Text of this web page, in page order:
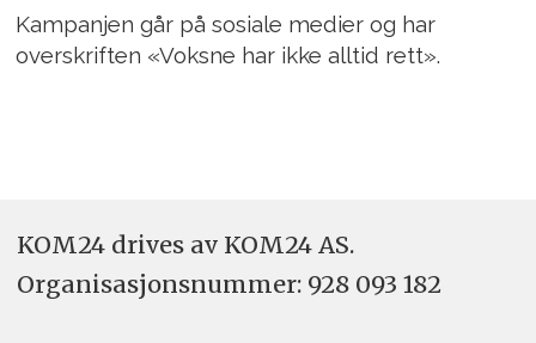
Kampanjen går på sosiale medier og har
overskriften «Voksne har ikke alltid rett».
KOM24 drives av KOM24 AS.
Organisasjons­nummer: 928 093 182